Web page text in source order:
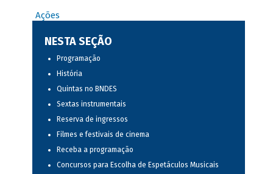
Ações
NESTA SEÇÃO
Programação
História
Quintas no BNDES
Sextas instrumentais
Reserva de ingressos
Filmes e festivais de cinema
Receba a programação
Concursos para Escolha de Espetáculos Musicais